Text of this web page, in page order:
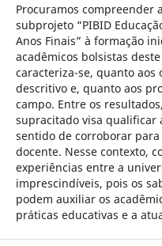
Procuramos compreender
subprojeto “PIBID
Anos Finais” à formação
acadêmicos bolsistas
caracteriza-se, quanto aos
descritivo e, quanto aos
campo. Entre os
supracitado visa qualificar
sentido de corroborar
docente. Nesse contexto,
experiências entre a
imprescindíveis, pois os
podem auxiliar os
práticas educativas e a